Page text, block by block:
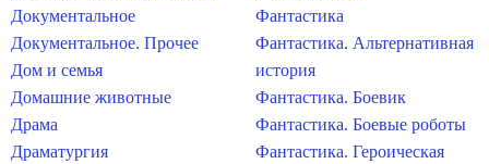
Документальное
Документальное. Прочее
Дом и семья
Домашние животные
Драма
Драматургия
Фантастика
Фантастика. Альтернативная
история
Фантастика. Боевик
Фантастика. Боевые роботы
Фантастика. Героическая